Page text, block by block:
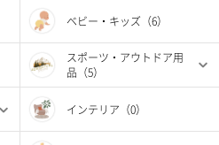
ベビー・キッズ（6）
スポーツ・アウトドア用
品（5）
インテリア（0）